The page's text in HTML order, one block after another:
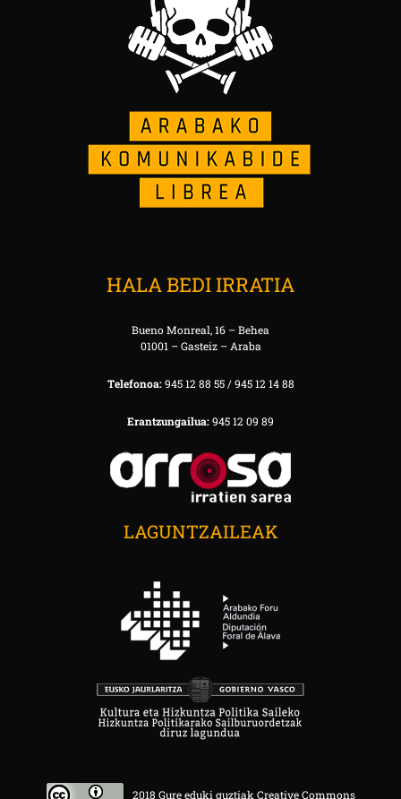
HALA BEDI IRRATIA
Bueno Monreal, 16 – Behea
01001 – Gasteiz – Araba
Telefonoa:945 12 88 55 / 945 12 14 88
Erantzungailua:945 12 09 89
LAGUNTZAILEAK
2018 Gure eduki guztiak Creative Commons